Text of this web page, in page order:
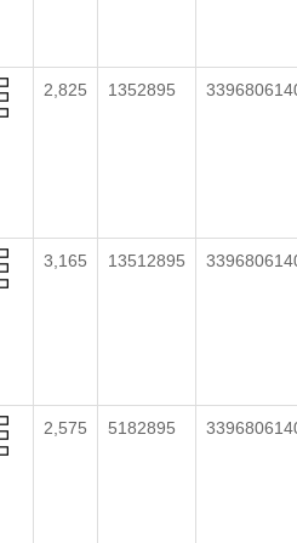
2,825 1352895
3,165 13512895
2,575 5182895